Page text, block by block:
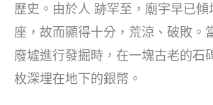
歷史。由於人 跡罕至，廟宇早已
座，故而顯得十分，荒涼、破敗。
廢墟進行發掘時，在一塊古老的石
枚深埋在地下的銀幣。